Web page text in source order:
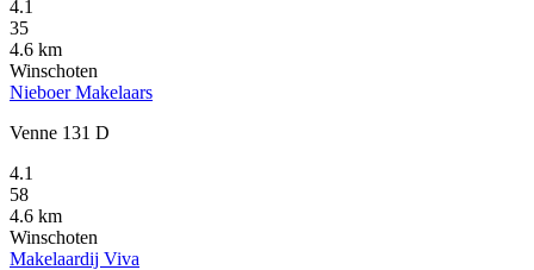
4.1
35
4.6 km
Winschoten
Nieboer Makelaars
Venne 131 D
4.1
58
4.6 km
Winschoten
Makelaardij Viva